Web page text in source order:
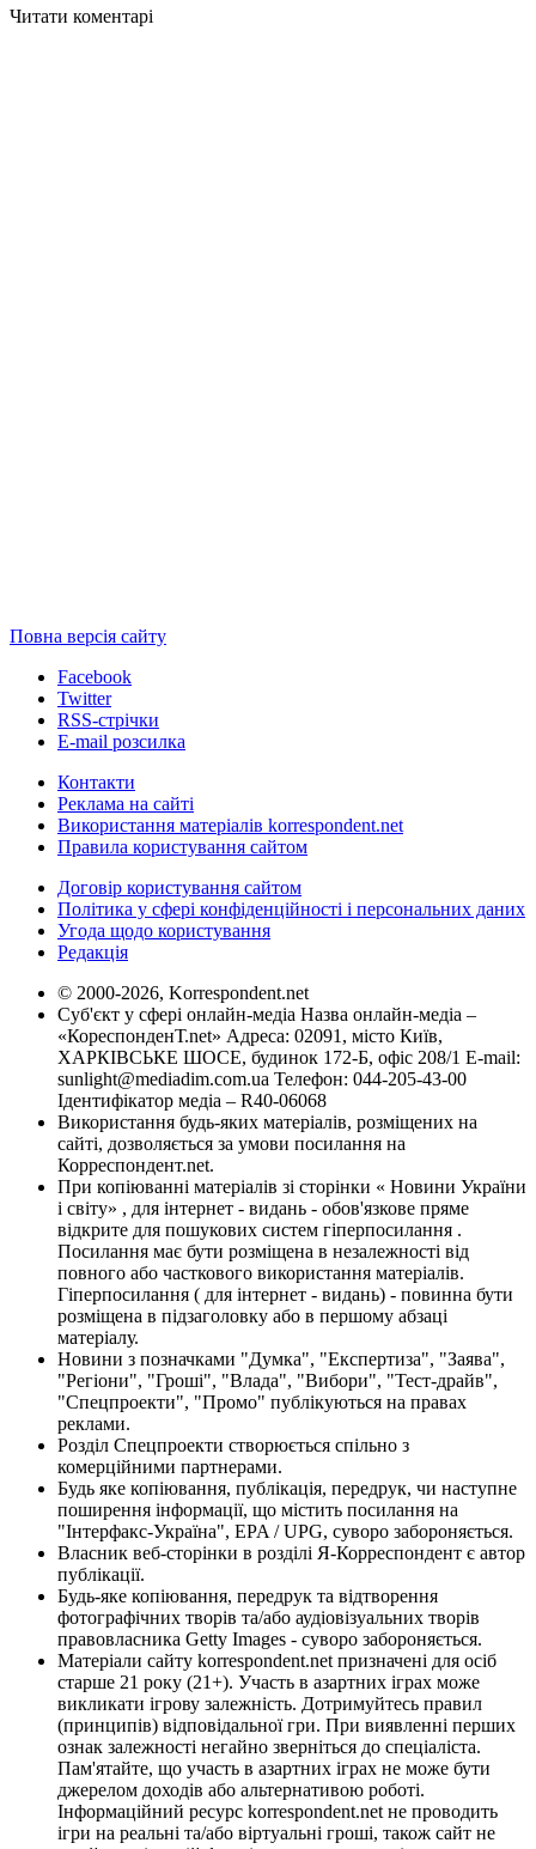
Читати коментарі
Повна версія сайту
Facebook
Twitter
RSS-стрічки
E-mail розсилка
Контакти
Реклама на сайті
Використання матеріалів korrespondent.net
Правила користування сайтом
Договір користування сайтом
Політика у сфері конфіденційності і персональних даних
Угода щодо користування
Редакція
© 2000-2026, Korrespondent.net
Суб'єкт у сфері онлайн-медіа Назва онлайн-медіа –
«КореспонденТ.net» Адреса: 02091, місто Київ,
ХАРКІВСЬКЕ ШОСЕ, будинок 172-Б, офіс 208/1 E-mail:
sunlight@mediadim.com.ua Телефон: 044-205-43-00
Ідентифікатор медіа – R40-06068
Використання будь-яких матеріалів, розміщених на
сайті, дозволяється за умови посилання на
Корреспондент.net.
При копіюванні матеріалів зі сторінки « Новини України
і світу» , для інтернет - видань - обов'язкове пряме
відкрите для пошукових систем гіперпосилання .
Посилання має бути розміщена в незалежності від
повного або часткового використання матеріалів.
Гіперпосилання ( для інтернет - видань) - повинна бути
розміщена в підзаголовку або в першому абзаці
матеріалу.
Новини з позначками "Думка", "Експертиза", "Заява",
"Регіони", "Гроші", "Влада", "Вибори", "Тест-драйв",
"Спецпроекти", "Промо" публікуються на правах
реклами.
Розділ Спецпроекти створюється спільно з
комерційними партнерами.
Будь яке копіювання, публікація, передрук, чи наступне
поширення інформації, що містить посилання на
"Інтерфакс-Україна", EPA / UPG, суворо забороняється.
Власник веб-сторінки в розділі Я-Корреспондент є автор
публікації.
Будь-яке копіювання, передрук та відтворення
фотографічних творів та/або аудіовізуальних творів
правовласника Getty Images - суворо забороняється.
Матеріали сайту korrespondent.net призначені для осіб
старше 21 року (21+). Участь в азартних іграх може
викликати ігрову залежність. Дотримуйтесь правил
(принципів) відповідальної гри. При виявленні перших
ознак залежності негайно зверніться до спеціаліста.
Пам'ятайте, що участь в азартних іграх не може бути
джерелом доходів або альтернативою роботі.
Інформаційний ресурс korrespondent.net не проводить
ігри на реальні та/або віртуальні гроші, також сайт не